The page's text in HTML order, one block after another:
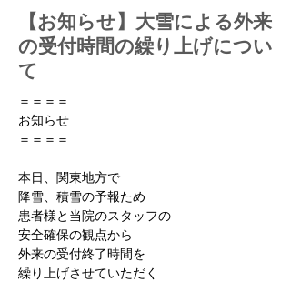
【お知らせ】大雪による外来
の受付時間の繰り上げについ
て
＝＝＝＝
お知らせ
＝＝＝＝
本日、関東地方で
降雪、積雪の予報ため
患者様と当院のスタッフの
安全確保の観点から
外来の受付終了時間を
繰り上げさせていただく